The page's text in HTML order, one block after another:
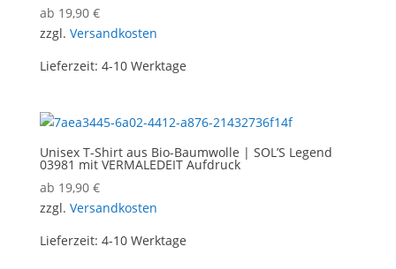
ab 19,90 €
zzgl. Versandkosten
Lieferzeit: 4-10 Werktage
Unisex T-Shirt aus Bio-Baumwolle | SOL’S Legend
03981 mit VERMALEDEIT Aufdruck
ab 19,90 €
zzgl. Versandkosten
Lieferzeit: 4-10 Werktage